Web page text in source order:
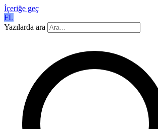
İçeriğe geç
FL
Yazılarda ara